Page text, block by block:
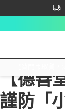
首次
All
【德善
謹防「